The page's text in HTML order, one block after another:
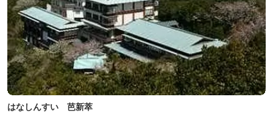
はなしんすい 芭新萃